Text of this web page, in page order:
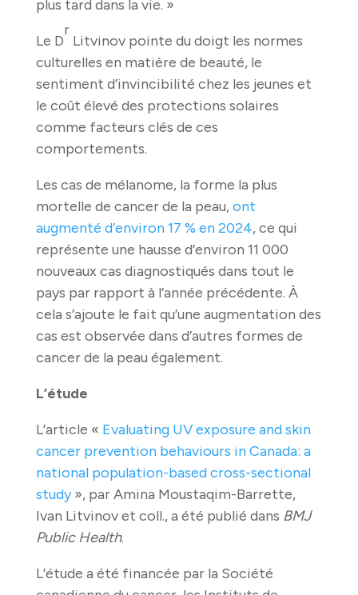
plus tard dans la vie. »
Le D
r
Litvinov pointe du doigt les normes
culturelles en matière de beauté, le
sentiment d’invincibilité chez les jeunes et
le coût élevé des protections solaires
comme facteurs clés de ces
comportements.
Les cas de mélanome, la forme la plus
mortelle de cancer de la peau,ont
augmenté d’environ 17 % en 2024, ce qui
représente une hausse d’environ 11 000
nouveaux cas diagnostiqués dans tout le
pays par rapport à l’année précédente. À
cela s’ajoute le fait qu’une augmentation des
cas est observée dans d’autres formes de
cancer de la peau également.
L’étude
L’article « Evaluating UV exposure and skin
cancer prevention behaviours in Canada: a
national population-based cross-sectional
study», par Amina Moustaqim-Barrette,
Ivan Litvinov et coll., a été publié dans BMJ
Public Health.
L’étude a été financée par la Société